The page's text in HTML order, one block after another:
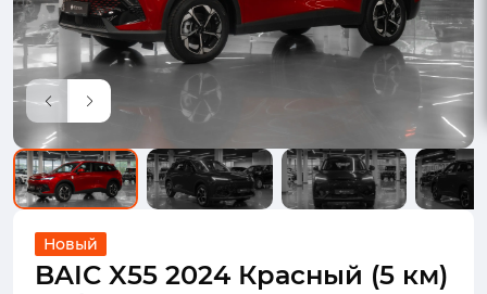
Новый
BAIC X55 2024 Красный (5 км)